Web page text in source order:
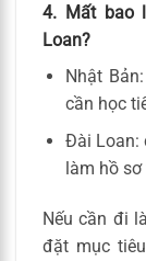
4. Mất bao
Loan?
Nhật
cần học
Đài Loan:
làm hồ
Nếu cần đi
đặt mục